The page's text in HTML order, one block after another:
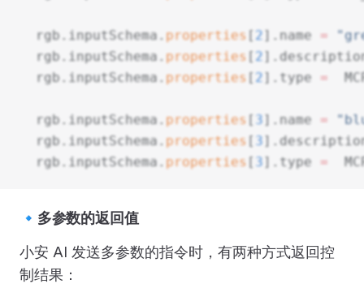
  rgb.inputSchema.
properties [ 2 ].name =
  rgb.inputSchema.
properties [ 2
  rgb.inputSchema.
properties [ 2 ].type =
  rgb.inputSchema.
properties [ 3 ].name =
  rgb.inputSchema.
properties [ 3
  rgb.inputSchema.
properties [ 3 ].type =
🔹多参数的返回值
小安 AI 发送多参数的指令时，有两种方式返回控
制结果：